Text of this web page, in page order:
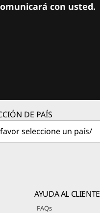
con usted.
DE PAÍS
AYUDA AL CLIENTE
FAQs